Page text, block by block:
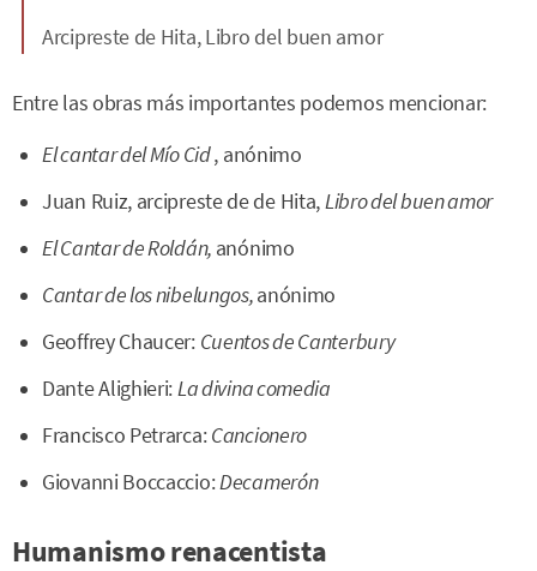
Arcipreste de Hita,Libro del buen amor
Entre las obras más importantes podemos mencionar:
El cantar del Mío Cid, anónimo
Juan Ruiz, arcipreste de de Hita,Libro del buen amor
El Cantar de Roldán, anónimo
Cantar de los nibelungos,anónimo
Geoffrey Chaucer: Cuentos de Canterbury
Dante Alighieri:La divina comedia
Francisco Petrarca:Cancionero
Giovanni Boccaccio:Decamerón
Humanismo renacentista